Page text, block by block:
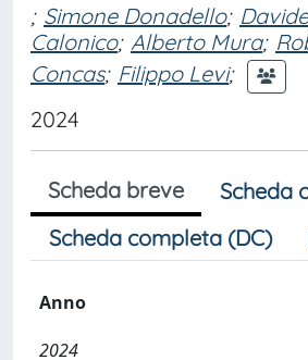
; Simone Donadello; Davide
Calonico; Alberto Mura;
Concas; Filippo Levi;
2024
Scheda breve
Scheda
Scheda completa (DC)
Anno
2024